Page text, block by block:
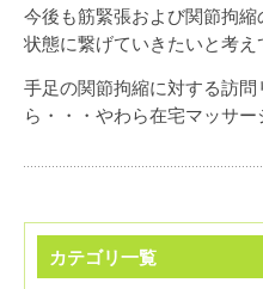
今後も筋緊張および関節拘
状態に繋げていきたいと考え
手足の関節拘縮に対する訪
ら・・・やわら在宅マッサー
カテゴリ一覧